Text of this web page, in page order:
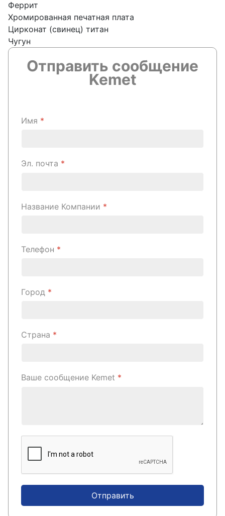
Феррит
Хромированная печатная плата
Цирконат (свинец) титан
Чугун
Отправить сообщение
Kemet
Имя *
Эл. почта *
Название Компании *
Телефон *
Город *
Страна *
Ваше сообщение Kemet *
Отправить